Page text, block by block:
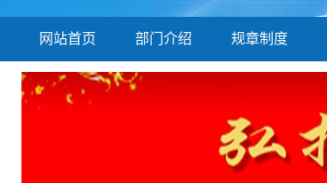
网站首页 部门介绍 规章制度